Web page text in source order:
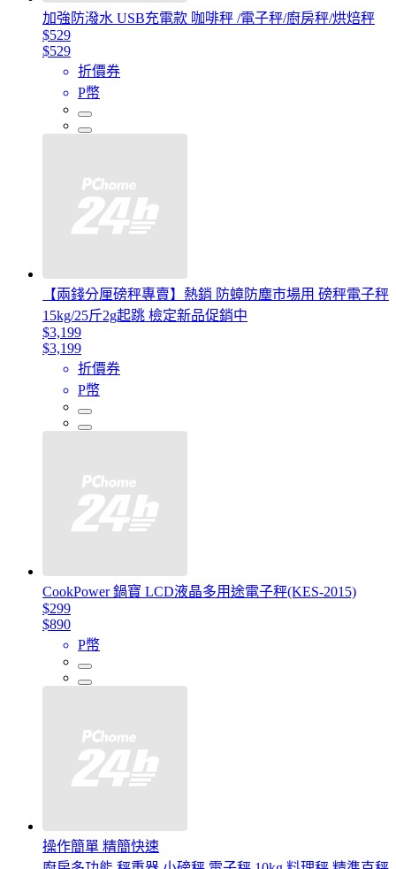
加強防潑水 USB充電款 咖啡秤 /電子秤/廚房秤/烘焙秤
$529
$529
折價券
P幣
【兩錢分厘磅秤專賣】熱銷 防蟑防塵市場用 磅秤電子秤
15kg/25斤2g起跳 檢定新品促銷中
$3,199
$3,199
折價券
P幣
CookPower 鍋寶 LCD液晶多用途電子秤(KES-2015)
$299
$890
P幣
操作簡單 精簡快速